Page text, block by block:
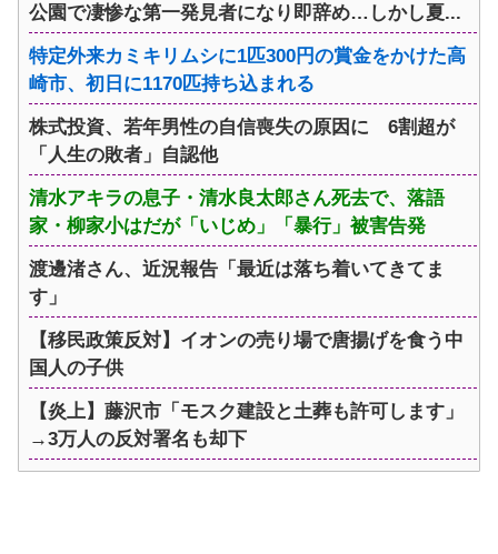
公園で凄惨な第一発見者になり即辞め…しかし夏...
特定外来カミキリムシに1匹300円の賞金をかけた高
崎市、初日に1170匹持ち込まれる
株式投資、若年男性の自信喪失の原因に 6割超が
「人生の敗者」自認他
清水アキラの息子・清水良太郎さん死去で、落語
家・柳家小はだが「いじめ」「暴行」被害告発
渡邊渚さん、近況報告「最近は落ち着いてきてま
す」
【移民政策反対】イオンの売り場で唐揚げを食う中
国人の子供
【炎上】藤沢市「モスク建設と土葬も許可します」
→3万人の反対署名も却下